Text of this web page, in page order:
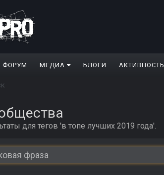
ФОРУМ МЕДИА БЛОГИ АКТИВНОСТЬ
для тегов 'в топе лучших 2019 года'.